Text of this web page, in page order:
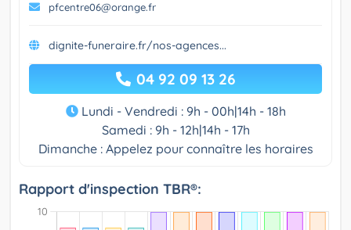
pfcentre06@orange.fr
dignite-funeraire.fr/nos-agences...
04 92 09 13 26
Lundi - Vendredi : 9h - 00h|14h - 18h
Samedi : 9h - 12h|14h - 17h
Dimanche : Appelez pour connaître les horaires
Rapport d'inspection TBR®: